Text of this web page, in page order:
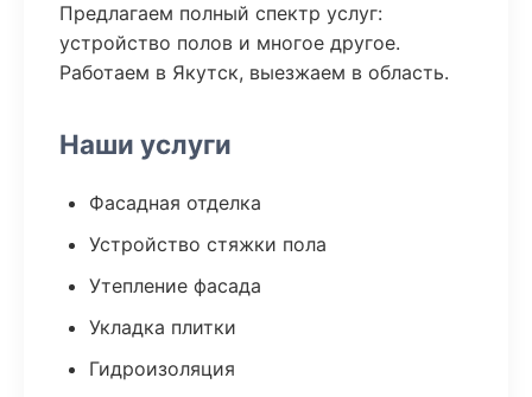
Предлагаем полный спектр услуг:
устройство полов и многое другое.
Работаем в Якутск, выезжаем в область.
Наши услуги
Фасадная отделка
Устройство стяжки пола
Утепление фасада
Укладка плитки
Гидроизоляция